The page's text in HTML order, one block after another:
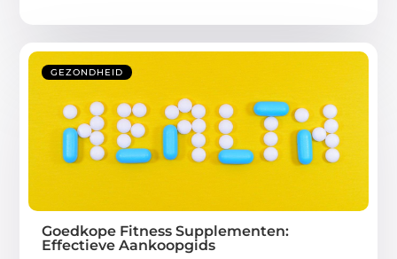
GEZONDHEID
Goedkope Fitness Supplementen:
Effectieve Aankoopgids